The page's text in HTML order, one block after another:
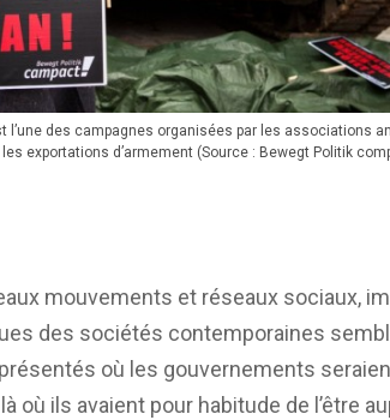
l’une des campagnes organisées par les associations
exportations d’armement (Source : Bewegt Politik
mouvements et réseaux sociaux,
des sociétés contemporaines
où les gouvernements
ils avaient pour habitude de l’être